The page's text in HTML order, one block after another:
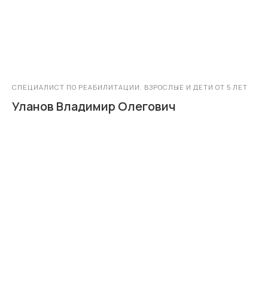
СПЕЦИАЛИСТ ПО РЕАБИЛИТАЦИИ. ВЗРОСЛЫЕ И ДЕТИ ОТ 5 ЛЕТ
Уланов Владимир Олегович